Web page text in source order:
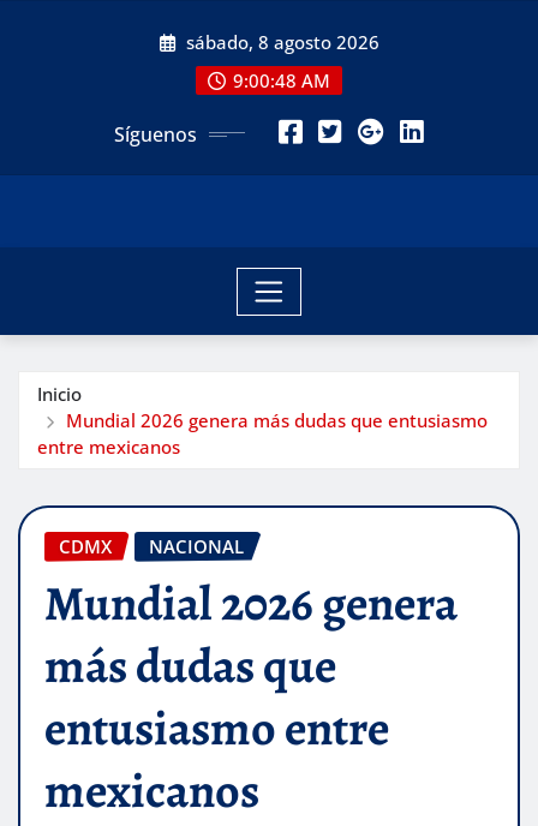
sábado, 8 agosto 2026
9:00:50 AM
Síguenos
Inicio
Mundial 2026 genera más dudas que entusiasmo
entre mexicanos
CDMX NACIONAL
Mundial 2026 genera
más dudas que
entusiasmo entre
mexicanos